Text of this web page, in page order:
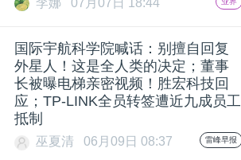
机
李娜 07月07日 18:44
国际宇航科学院喊话：别擅自回复
外星人！这是全人类的决定；董事
长被曝电梯亲密视频！胜宏科技回
应；TP-LINK全员转签遭近九成员工
抵制
巫夏清 06月09日 08:37 雷峰早报